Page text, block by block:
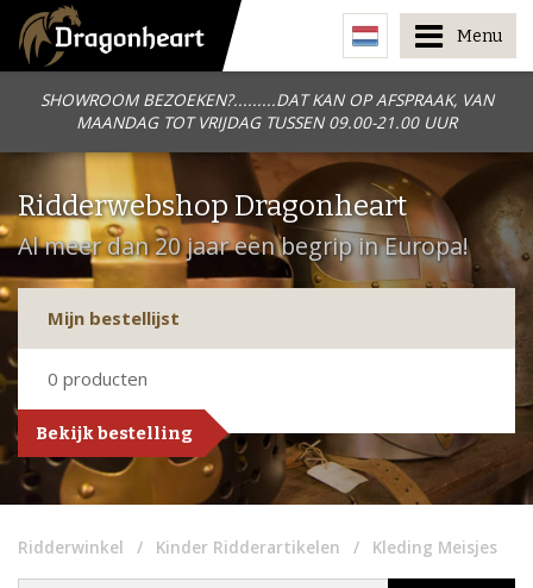
SHOWROOM BEZOEKEN?.........DAT KAN OP AFSPRAAK, VAN
MAANDAG TOT VRIJDAG TUSSEN 09.00-21.00 UUR
Menu
Ridderwebshop Dragonheart
Al meer dan 20 jaar een begrip in Europa!
Mijn bestellijst
0 producten
Bekijk bestelling
Ridderwinkel Kinder Ridderartikelen Kleding Meisjes